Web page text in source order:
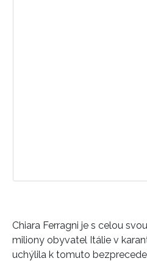
Chiara Ferragni je s celou
miliony obyvatel Itálie v
uchýlila k tomuto